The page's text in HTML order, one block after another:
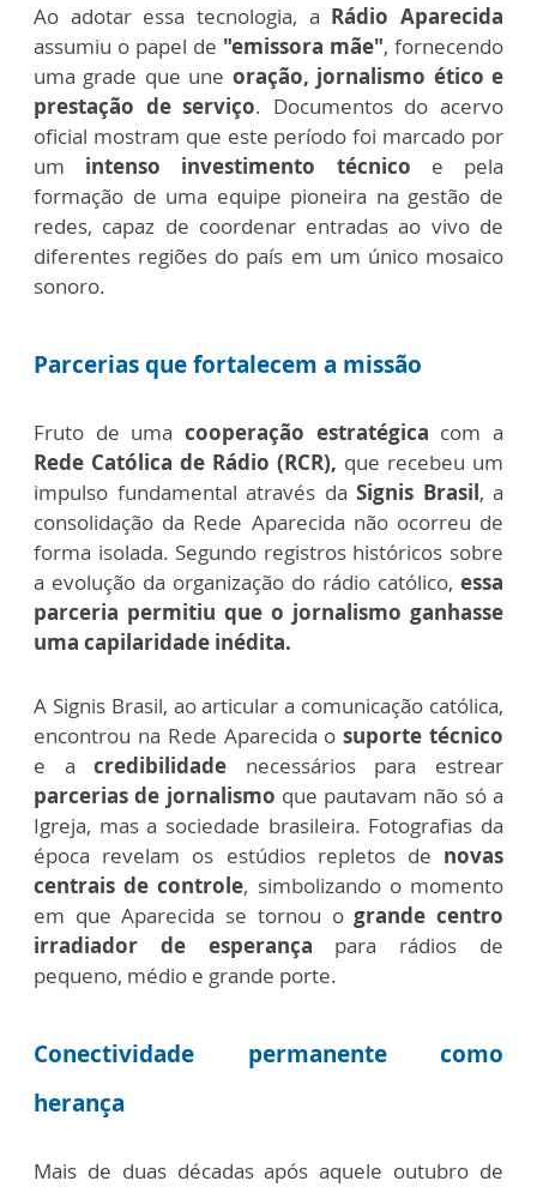
Ao adotar essa tecnologia, a Rádio Aparecida
assumiu o papel de "emissora mãe", fornecendo
uma grade que une oração, jornalismo ético e
prestação de serviço. Documentos do acervo
oficial mostram que este período foi marcado por
um intenso investimento técnico e pela
formação de uma equipe pioneira na gestão de
redes, capaz de coordenar entradas ao vivo de
diferentes regiões do país em um único mosaico
sonoro.
Parcerias que fortalecem a missão
Fruto de uma cooperação estratégica com a
Rede Católica de Rádio (RCR), que recebeu um
impulso fundamental através da Signis Brasil, a
consolidação da Rede Aparecida não ocorreu de
forma isolada. Segundo registros históricos sobre
a evolução da organização do rádio católico, essa
parceria permitiu que o jornalismo ganhasse
uma capilaridade inédita.
A Signis Brasil, ao articular a comunicação católica,
encontrou na Rede Aparecida osuporte técnico
e acredibilidade necessários para estrear
parcerias de jornalismo que pautavam não só a
Igreja, mas a sociedade brasileira. Fotografias da
época revelam os estúdios repletos de novas
centrais de controle, simbolizando o momento
em que Aparecida se tornou ogrande centro
irradiador de esperança para rádios de
pequeno, médio e grande porte.
Conectividade permanente como
herança
Mais de duas décadas após aquele outubro de